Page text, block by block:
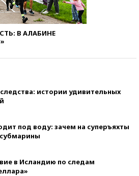
В АЛАБИНЕ
истории удивительных
под воду: зачем на суперъяхты
в Исландию по следам